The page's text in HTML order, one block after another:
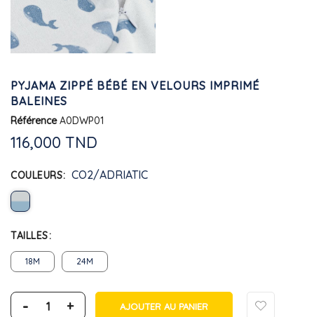
PYJAMA ZIPPÉ BÉBÉ EN VELOURS IMPRIMÉ
BALEINES
Référence A0DWP01
116,000 TND
COULEURS CO2/ADRIATIC
TAILLES
18M 24M
- + AJOUTER AU PANIER